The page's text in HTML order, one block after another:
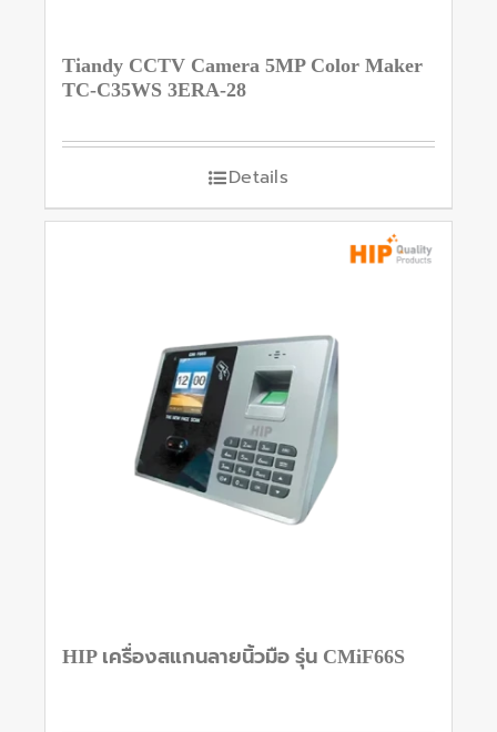
Tiandy CCTV Camera 5MP Color Maker
TC-C35WS 3ERA-28
Details
HIP เครื่องสแกนลายนิ้วมือ รุ่น CMiF66S